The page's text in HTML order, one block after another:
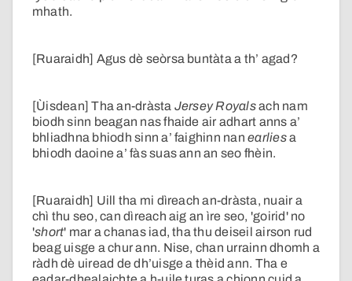
mhath.
[Ruaraidh] Agus dè seòrsa buntàta a th’ agad?
[Ùisdean] Tha an-dràsta Jersey Royalsach nam
biodh sinn beagan nas fhaide air adhart anns a’
bhliadhna bhiodh sinn a’ faighinn nanearliesa
bhiodh daoine a’ fàs suas ann an seo fhèin.
[Ruaraidh] Uill tha mi dìreach an-dràsta, nuair a
chì thu seo, can dìreach aig an ìre seo, 'goirid' no
'short' mar a chanas iad, tha thu deiseil airson rud
beag uisge a chur ann. Nise, chan urrainn dhomh a
ràdh dè uiread de dh’uisge a thèid ann. Tha e